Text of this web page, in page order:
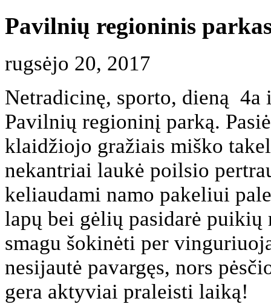
Pavilnių regioninis
rugsėjo 20, 2017
Netradicinę, sporto, dieną
Pavilnių regioninį parką.
klaidžiojo gražiais miško
nekantriai laukė poilsio
keliaudami namo pakeliui
lapų bei gėlių pasidarė
smagu šokinėti per
nesijautė pavargęs, nors
gera aktyviai praleisti laiką!